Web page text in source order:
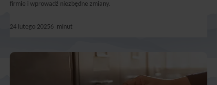
Asia-Pacific and India
Latin America
North America
firmie i wprowadź niezbędne zmiany.
24 lutego 20256 minut